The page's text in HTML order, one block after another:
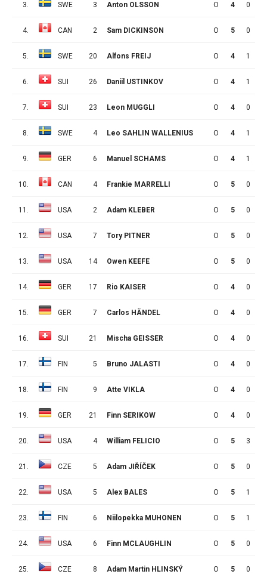
3. SWE 3 Anton OLSSON O 4 0
4. CAN 2 Sam DICKINSON O 5 0
5. SWE 20 Alfons FREIJ O 4 1
6. SUI 26 Daniil USTINKOV O 4 1
7. SUI 23 Leon MUGGLI O 4 0
8. SWE 4 Leo SAHLIN WALLENIUS O 4 1
9. GER 6 Manuel SCHAMS O 4 1
10. CAN 4 Frankie MARRELLI O 5 0
11. USA 2 Adam KLEBER O 5 0
12. USA 7 Tory PITNER O 5 0
13. USA 14 Owen KEEFE O 5 0
14. GER 17 Rio KAISER O 4 0
15. GER 7 Carlos HÄNDEL O 4 0
16. SUI 21 Mischa GEISSER O 4 0
17. FIN 5 Bruno JALASTI O 4 0
18. FIN 9 Atte VIKLA O 4 0
19. GER 21 Finn SERIKOW O 4 0
20. USA 4 William FELICIO O 5 3
21. CZE 5 Adam JIŘÍČEK O 5 0
22. USA 5 Alex BALES O 5 1
23. FIN 6 Niilopekka MUHONEN O 5 1
24. USA 6 Finn MCLAUGHLIN O 5 0
25. CZE 8 Adam Martin HLINSKÝ O 5 0